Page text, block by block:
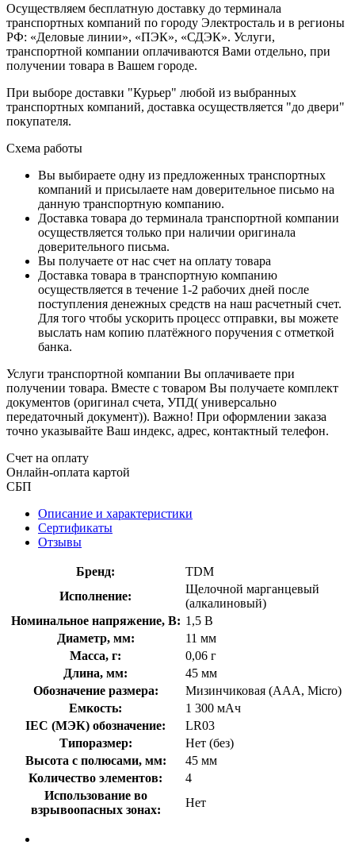
Осуществляем бесплатную доставку до терминала
транспортных компаний по городу Электросталь и в регионы
РФ: «Деловые линии», «ПЭК», «СДЭК». Услуги,
транспортной компании оплачиваются Вами отдельно, при
получении товара в Вашем городе.
При выборе доставки "Курьер" любой из выбранных
транспортных компаний, доставка осуществляется "до двери"
покупателя.
Схема работы
Вы выбираете одну из предложенных транспортных
компаний и присылаете нам доверительное письмо на
данную транспортную компанию.
Доставка товара до терминала транспортной компании
осуществляется только при наличии оригинала
доверительного письма.
Вы получаете от нас счет на оплату товара
Доставка товара в транспортную компанию
осуществляется в течение 1-2 рабочих дней после
поступления денежных средств на наш расчетный счет.
Для того чтобы ускорить процесс отправки, вы можете
выслать нам копию платёжного поручения с отметкой
банка.
Услуги транспортной компании Вы оплачиваете при
получении товара. Вместе с товаром Вы получаете комплект
документов (оригинал счета, УПД( универсально
передаточный документ)). Важно! При оформлении заказа
точно указывайте Ваш индекс, адрес, контактный телефон.
Счет на оплату
Онлайн-оплата картой
СБП
Описание и характеристики
Сертификаты
Отзывы
Бренд:
TDM
Исполнение:
Щелочной марганцевый
(алкалиновый)
Номинальное напряжение, В: 1,5 В
Диаметр, мм:
11 мм
Масса, г:
0,06 г
Длина, мм:
45 мм
Обозначение размера:
Мизинчиковая (AAA, Micro)
Емкость:
1 300 мАч
IEC (МЭК) обозначение:
LR03
Типоразмер:
Нет (без)
Высота с полюсами, мм:
45 мм
Количество элементов:
4
Использование во
взрывоопасных зонах:
Нет